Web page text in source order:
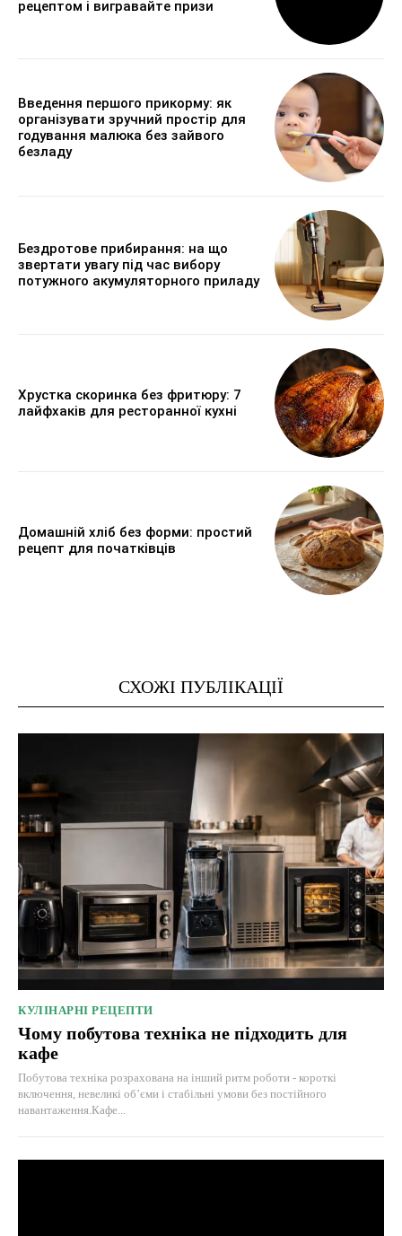
рецептом і вигравайте призи
Введення першого прикорму: як
організувати зручний простір для
годування малюка без зайвого
безладу
Бездротове прибирання: на що
звертати увагу під час вибору
потужного акумуляторного приладу
Хрустка скоринка без фритюру: 7
лайфхаків для ресторанної кухні
Домашній хліб без форми: простий
рецепт для початківців
СХОЖІ ПУБЛІКАЦІЇ
КУЛІНАРНІ РЕЦЕПТИ
Чому побутова техніка не підходить для
кафе
Побутова техніка розрахована на інший ритм роботи - короткі
включення, невеликі об’єми і стабільні умови без постійного
навантаження.Кафе...